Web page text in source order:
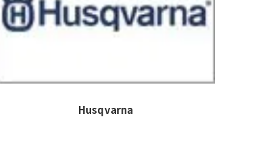
Husqvarna